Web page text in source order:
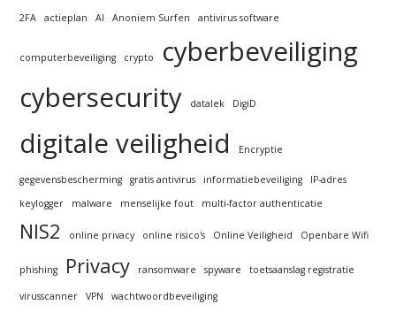
2FA actieplan AI Anoniem Surfen antivirus software
computerbeveiliging crypto
cyberbeveiliging
cybersecurity
datalek DigiD
digitale veiligheid Encryptie
gegevensbescherming gratis antivirus informatiebeveiliging
IP-adres
keylogger
malware menselijke fout multi-factor authenticatie
NIS2 online privacy online risico's Online Veiligheid Openbare Wifi
phishing Privacy ransomware spyware toetsaanslag registratie
virusscanner VPN wachtwoordbeveiliging